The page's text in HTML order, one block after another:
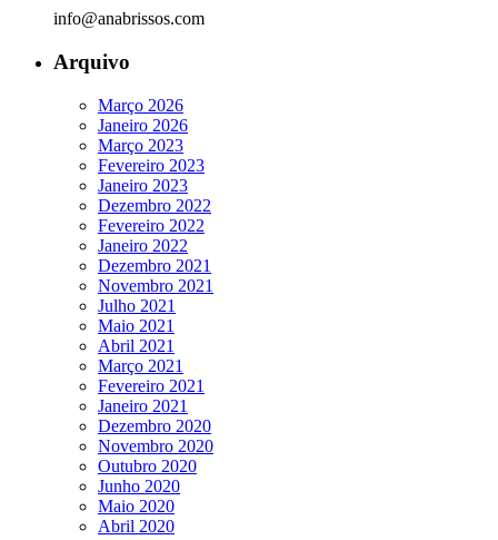
info@anabrissos.com
Arquivo
Março 2026
Janeiro 2026
Março 2023
Fevereiro 2023
Janeiro 2023
Dezembro 2022
Fevereiro 2022
Janeiro 2022
Dezembro 2021
Novembro 2021
Julho 2021
Maio 2021
Abril 2021
Março 2021
Fevereiro 2021
Janeiro 2021
Dezembro 2020
Novembro 2020
Outubro 2020
Junho 2020
Maio 2020
Abril 2020